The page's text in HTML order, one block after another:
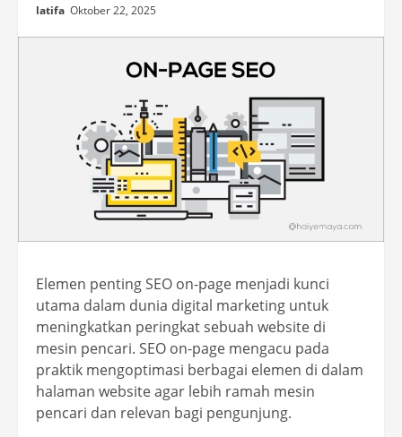
latifa Oktober 22, 2025
Elemen penting SEO on-page menjadi kunci
utama dalam dunia digital marketing untuk
meningkatkan peringkat sebuah website di
mesin pencari. SEO on-page mengacu pada
praktik mengoptimasi berbagai elemen di dalam
halaman website agar lebih ramah mesin
pencari dan relevan bagi pengunjung.